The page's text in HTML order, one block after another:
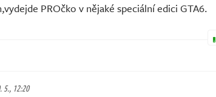
PROčko v nějaké speciální edici GTA6.
5., 12:20